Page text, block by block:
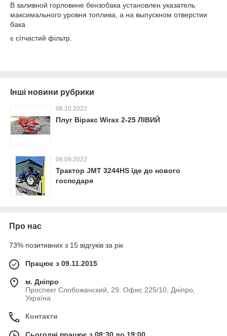
В заливной горловине бензобака установлен указатель
максимального уровня топлива, а на выпускном отверстии
бака
є сітчастий фільтр.
Інші новини рубрики
06.10.2022
Плуг Віракс Wirax 2-25 ЛІВИЙ
06.09.2022
Трактор JMT 3244HS їде до нового
господаря
Про нас
73% позитивних з 15 відгуків за рік
Працює з 09.11.2015
м. Дніпро
Проспект Слобожанский, 29. Офис 225/10, Дніпро,
Україна
Контакти
Сьогодні працює з 08:30 до 19:00